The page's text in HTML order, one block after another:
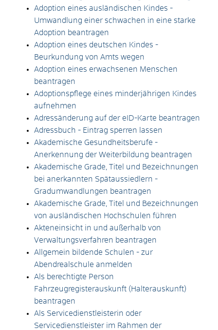
Adoption eines ausländischen Kindes -
Umwandlung einer schwachen in eine starke
Adoption beantragen
Adoption eines deutschen Kindes -
Beurkundung von Amts wegen
Adoption eines erwachsenen Menschen
beantragen
Adoptionspflege eines minderjährigen Kindes
aufnehmen
Adressänderung auf der eID-Karte beantragen
Adressbuch - Eintrag sperren lassen
Akademische Gesundheitsberufe -
Anerkennung der Weiterbildung beantragen
Akademische Grade, Titel und Bezeichnungen
bei anerkannten Spätaussiedlern -
Gradumwandlungen beantragen
Akademische Grade, Titel und Bezeichnungen
von ausländischen Hochschulen führen
Akteneinsicht in und außerhalb von
Verwaltungsverfahren beantragen
Allgemein bildende Schulen - zur
Abendrealschule anmelden
Als berechtigte Person
Fahrzeugregisterauskunft (Halterauskunft)
beantragen
Als Servicedienstleisterin oder
Servicedienstleister im Rahmen der